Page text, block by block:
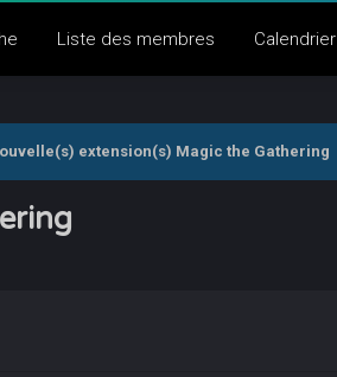
Liste des membres Calendrier
extension(s) Magic the Gathering